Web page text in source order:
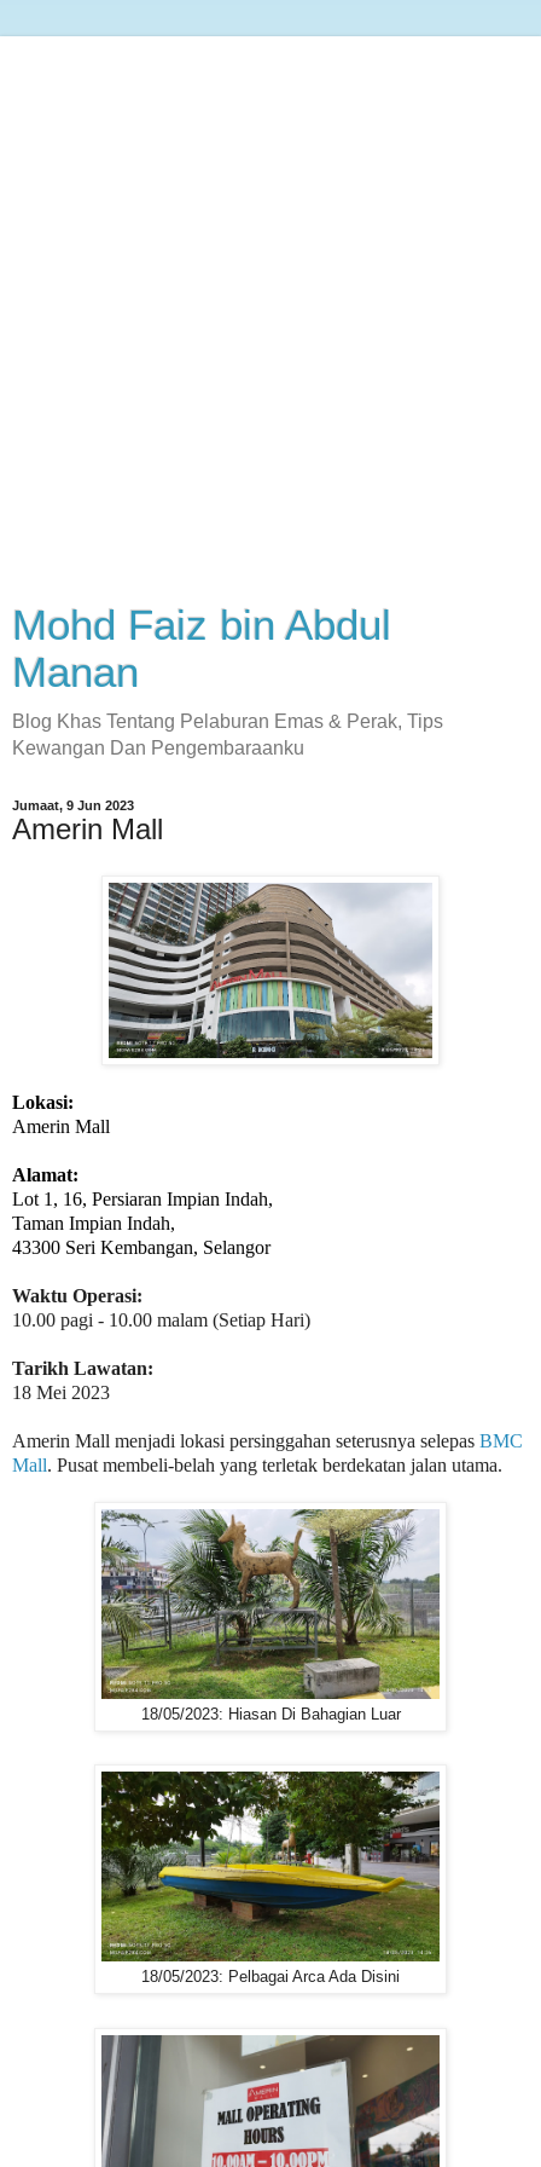
Mohd Faiz bin Abdul
Manan
Blog Khas Tentang Pelaburan Emas & Perak, Tips
Kewangan Dan Pengembaraanku
Jumaat, 9 Jun 2023
Amerin Mall
Lokasi:
Amerin Mall
Alamat:
Lot 1, 16, Persiaran Impian Indah,
Taman Impian Indah,
43300 Seri Kembangan, Selangor
Waktu Operasi:
10.00 pagi - 10.00 malam (Setiap Hari)
Tarikh Lawatan:
18 Mei 2023
Amerin Mall menjadi lokasi persinggahan seterusnya selepas BMC
Mall. Pusat membeli-belah yang terletak berdekatan jalan utama.
18/05/2023: Hiasan Di Bahagian Luar
18/05/2023: Pelbagai Arca Ada Disini